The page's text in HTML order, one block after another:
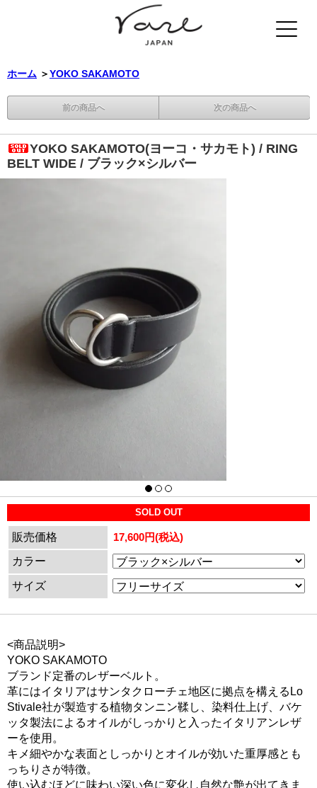
ホーム ＞YOKO SAKAMOTO
前の商品へ 次の商品へ
YOKO SAKAMOTO(ヨーコ・サカモト) / RING
BELT WIDE / ブラック×シルバー
SOLD OUT
販売価格
17,600円(税込)
カラー
サイズ
<商品説明>
YOKO SAKAMOTO
ブランド定番のレザーベルト。
革にはイタリアはサンタクローチェ地区に拠点を構えるLo
Stivale社が製造する植物タンニン鞣し、染料仕上げ、バケ
ッタ製法によるオイルがしっかりと入ったイタリアンレザ
ーを使用。
キメ細やかな表面としっかりとオイルが効いた重厚感とも
っちりさが特徴。
使い込むほどに味わい深い色に変化し自然な艶が出てきま